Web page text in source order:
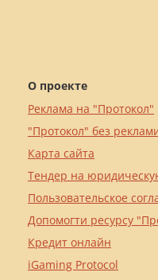
О проекте
Реклама на "Протокол"
"Протокол" без
Карта сайта
Тендер на
Пользовательское
Допомогти ресурсу
Кредит онлайн
iGaming Protocol